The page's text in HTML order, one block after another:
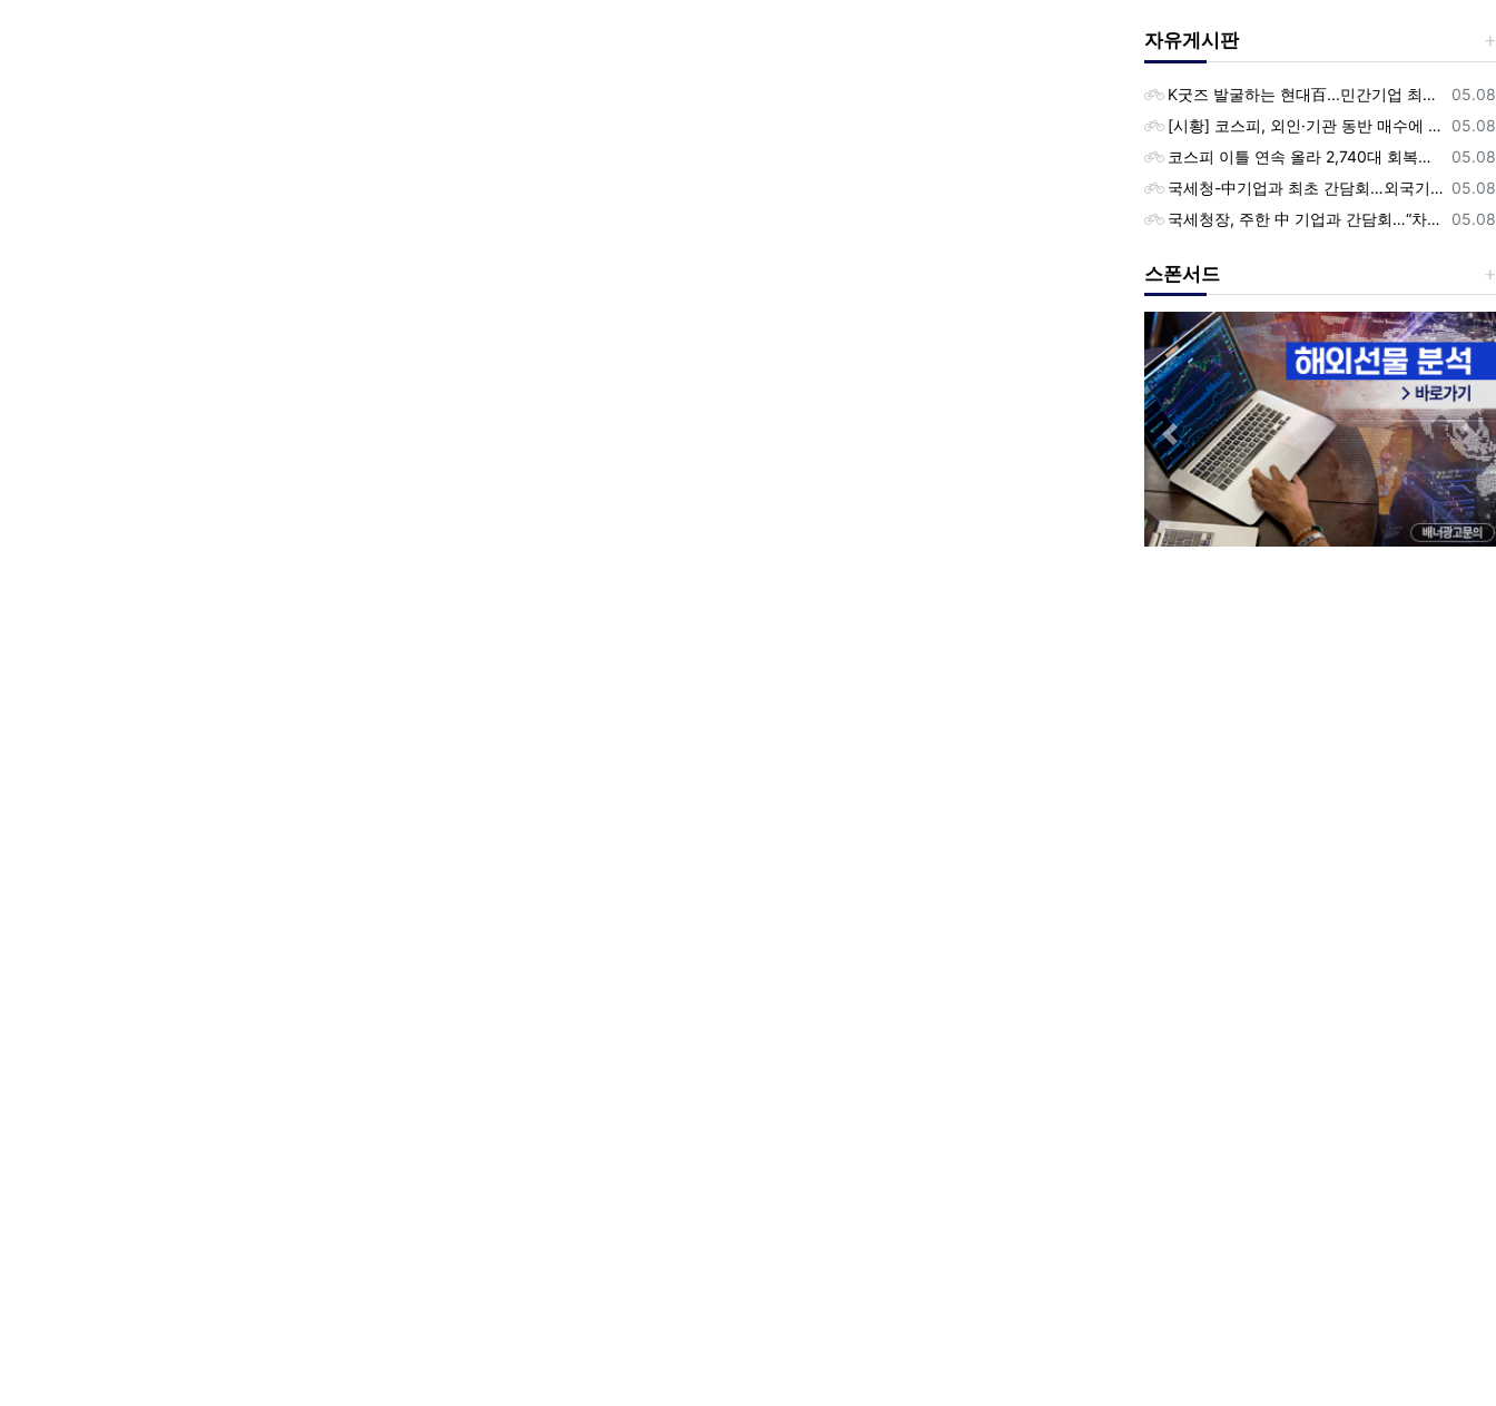
자유게시판
등록일
05.08
K굿즈 발굴하는 현대百...민간기업 최초 ‘대한민국 관광공모전’ 후원
등록일
05.08
[시황] 코스피, 외인·기관 동반 매수에 연이틀 상승…2745.05 마감
등록일
05.08
코스피 이틀 연속 올라 2,740대 회복…코스닥은 강보합(종합)
등록일
05.08
국세청-中기업과 최초 간담회…외국기업 세제혜택 등 논의
등록일
05.08
국세청장, 주한 中 기업과 간담회…“차별없는 공정과세 약속”
스폰서드
Previous